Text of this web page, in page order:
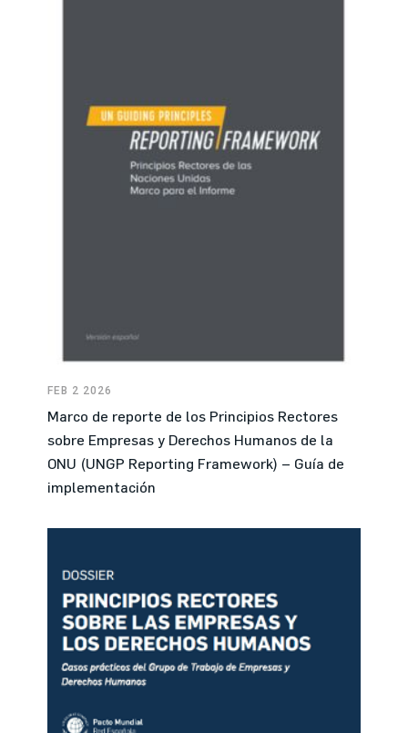
FEB 2 2026
Marco de reporte de los Principios Rectores
sobre Empresas y Derechos Humanos de la
ONU (UNGP Reporting Framework) – Guía de
implementación